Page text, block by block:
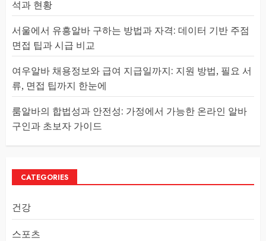
석과 현황
서울에서 유흥알바 구하는 방법과 자격: 데이터 기반 주점
면접 팁과 시급 비교
여우알바 채용정보와 급여 지급일까지: 지원 방법, 필요 서
류, 면접 팁까지 한눈에
룸알바의 합법성과 안전성: 가정에서 가능한 온라인 알바
구인과 초보자 가이드
CATEGORIES
건강
스포츠